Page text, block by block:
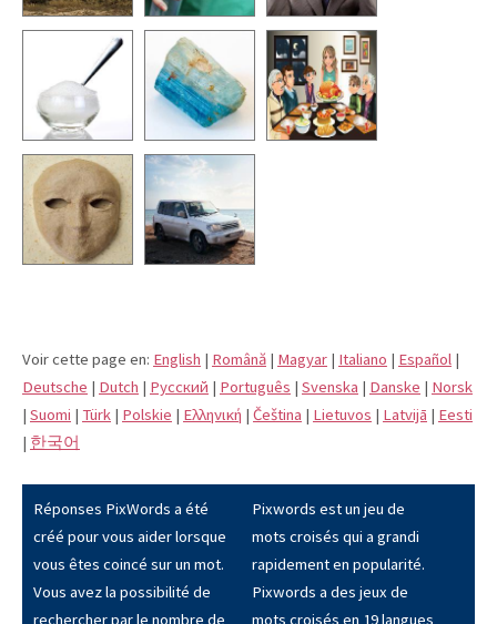
Voir cette page en: English | Română | Magyar | Italiano | Español |
Deutsche | Dutch | Pусский | Português | Svenska | Danske | Norsk
| Suomi | Türk | Polskie | Eλληνική | Čeština | Lietuvos | Latvijā | Eesti
| 한국어
Réponses PixWords a été
créé pour vous aider lorsque
vous êtes coincé sur un mot.
Vous avez la possibilité de
rechercher par le nombre de
Pixwords est un jeu de
mots croisés qui a grandi
rapidement en popularité.
Pixwords a des jeux de
mots croisés en 19 langues